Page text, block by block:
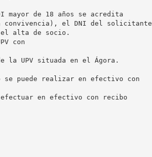
mayor de 18 años se acredita
convivencia), el DNI del solicitante
el alta de socio.
con
la UPV situada en el Ágora.
puede realizar en efectivo con
en efectivo con recibo